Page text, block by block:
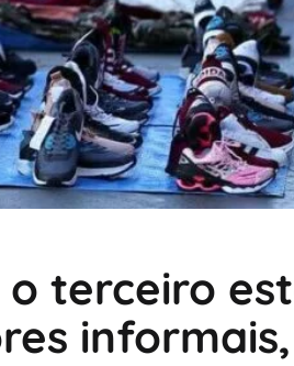
o terceiro